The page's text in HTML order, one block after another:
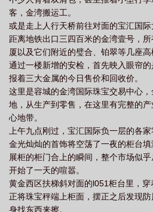
也不当回事，反正极品睡一次赚一次
发现，交易市场的真正幕后老板是她男
“合着我每天挣的钱，都交租进了你口
婚，房契过给你，以后你收租？”虞知
声冷笑，小骗子。外公让虞知微回家，
不该出现在这里的戚盛屿在沙发上翘着
绍：“我刚认的干儿子，你叫舅舅。”男
女，幸会。”虞知微：“……”你一定要
（23.12.17）阅读提示：1、受时间线
都不是今年的！不是今年的！不是今年
纯属虚构，勿代入任何现实细节，私
如有不喜可立即退出，好文千千万，总
有大量完结文可阅，欢迎点击阅读~4
v，谢谢大家支持~————预收分界
文案：上大学以前，艾青禾以为的大
里描绘的那样。充实自由，丰富多彩
客，金湾搬运工。
或是走上人行天桥前往对面的宝汇国
距离地铁出口三四百米的金湾壹号，
厦以及它们附近的璧合、铂翠等几座高
通过一楼新增的安检，首先映入眼帘
报着三大金属的今日售价和回收价。
这里是容城的金湾国际珠宝交易中心
地，从生产到零售，在这里有完整的
心地带。
上午九点刚过，宝汇国际负一层的各
金光灿灿的首饰将空荡了一夜的柜台填
展柜的柜门合上的瞬间，整个市场似
开始了一天的喧嚣。
黄金西区扶梯斜对面的l051柜台里，
正将珠宝秤端上柜面，摆正之后发现
身找东西来擦。